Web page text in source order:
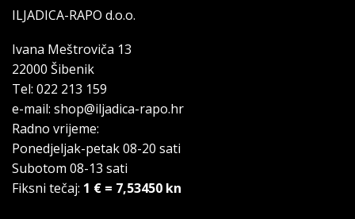
ILJADICA-RAPO d.o.o.
Ivana Meštroviča 13
22000 Šibenik
Tel: 022 213 159
e-mail: shop@iljadica-rapo.hr
Radno vrijeme:
Ponedjeljak-petak 08-20 sati
Subotom 08-13 sati
Fiksni tečaj: 1 € = 7,53450 kn